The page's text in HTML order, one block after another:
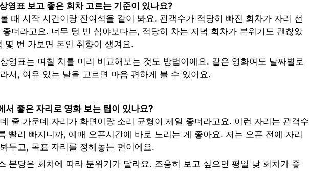
영표 보고 좋은 회차 고르는 기준이 있나요?
때 시작 시간이랑 잔여석을 같이 봐요. 관객수가 적당히 빠진 회차가 자리 선
더라고요. 너무 텅 빈 심야보다는, 적당히 차는 저녁 회차가 분위기도 괜찮았
몇 번 가보면 본인 취향이 생겨요.
영표는 며칠 치를 미리 비교해보는 것도 방법이에요. 같은 영화여도 날짜별로
서, 여유 있는 날을 고르면 마음 편하게 볼 수 있어요.
서 좋은 자리로 영화 보는 팁이 있나요?
줄 가운데 자리가 화면이랑 소리 균형이 제일 좋더라고요. 이런 자리는 관객수
빨리 빠지니까, 예매 오픈시간에 바로 노리는 게 좋아요. 저는 오픈 전에 자리
두고, 목표 자리를 정해놓는 편이에요.
분당은 회차에 따라 분위기가 달라요. 조용히 보고 싶으면 평일 낮 회차가 좋